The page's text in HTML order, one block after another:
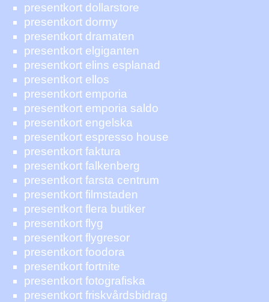
presentkort dollarstore
presentkort dormy
presentkort dramaten
presentkort elgiganten
presentkort elins esplanad
presentkort ellos
presentkort emporia
presentkort emporia saldo
presentkort engelska
presentkort espresso house
presentkort faktura
presentkort falkenberg
presentkort farsta centrum
presentkort filmstaden
presentkort flera butiker
presentkort flyg
presentkort flygresor
presentkort foodora
presentkort fortnite
presentkort fotografiska
presentkort friskvårdsbidrag